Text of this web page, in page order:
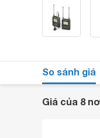
So sánh giá
Giá của 8